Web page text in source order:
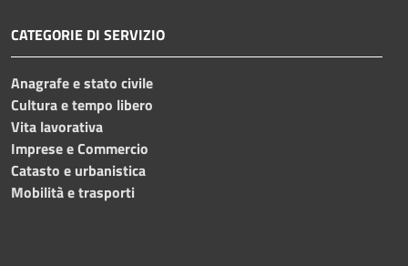
CATEGORIE DI SERVIZIO
Anagrafe e stato civile
Cultura e tempo libero
Vita lavorativa
Imprese e Commercio
Catasto e urbanistica
Mobilità e trasporti